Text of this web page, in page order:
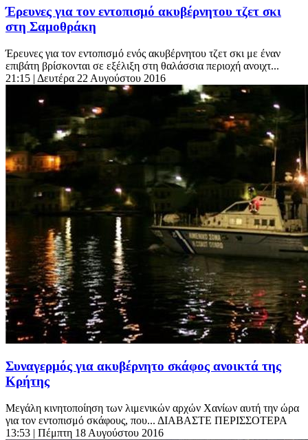
Έρευνες για τον εντοπισμό ακυβέρνητου τζετ σκι
στη Σαμοθράκη
Έρευνες για τον εντοπισμό ενός ακυβέρνητου τζετ σκι με έναν
επιβάτη βρίσκονται σε εξέλιξη στη θαλάσσια περιοχή ανοιχτ...
21:15 | Δευτέρα 22 Αυγούστου 2016
Συναγερμός για ακυβέρνητο σκάφος ανοικτά της
Κρήτης
Μεγάλη κινητοποίηση των λιμενικών αρχών Χανίων αυτή την ώρα
για τον εντοπισμό σκάφους, που... ΔΙΑΒΑΣΤΕ ΠΕΡΙΣΣΟΤΕΡΑ
13:53 | Πέμπτη 18 Αυγούστου 2016